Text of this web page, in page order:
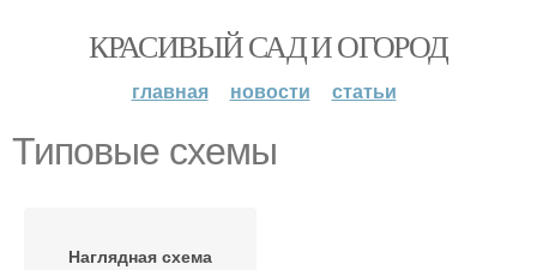
КРАСИВЫЙ САД И ОГОРОД
главная новости статьи
Типовые схемы
Наглядная схема